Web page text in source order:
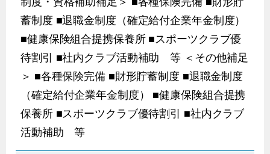
蓄制度 ■退職金制度（確定給付企業年金制度）
■健康保険組合提携保養所 ■スポーツクラブ優
待割引 ■社内クラブ活動補助 等 ＜その他補足
＞ ■各種保険完備 ■財形貯蓄制度 ■退職金制度
（確定給付企業年金制度） ■健康保険組合提携
保養所 ■スポーツクラブ優待割引 ■社内クラブ
活動補助 等